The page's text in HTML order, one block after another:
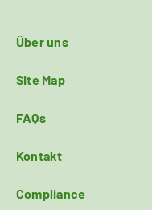
Über uns
Site Map
FAQs
Kontakt
Compliance